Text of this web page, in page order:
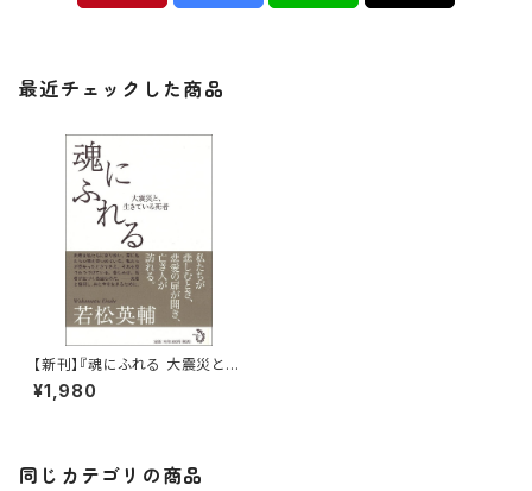
最近チェックした商品
【新刊】『魂にふれる 大震災と、
生きている死者』若松英輔
¥1,980
同じカテゴリの商品